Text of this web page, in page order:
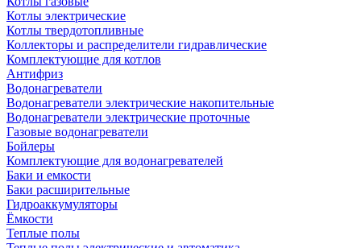
Котлы электрические
Котлы твердотопливные
Коллекторы и распределители гидравлические
Комплектующие для котлов
Антифриз
Водонагреватели
Водонагреватели электрические накопительные
Водонагреватели электрические проточные
Газовые водонагреватели
Бойлеры
Комплектующие для водонагревателей
Баки и емкости
Баки расширительные
Гидроаккумуляторы
Ёмкости
Теплые полы